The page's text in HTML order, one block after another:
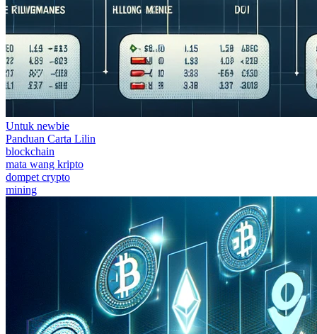
Untuk newbie
Panduan Carta Lilin
blockchain
mata wang kripto
dompet crypto
mining